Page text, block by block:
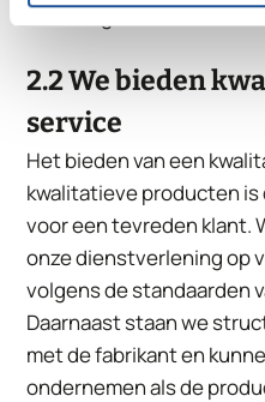
waarborgen en
2.2 We bieden
service
Het bieden van een
kwalitatieve producten
voor een tevreden klant.
onze dienstverlening op
volgens de standaarden
Daarnaast staan we
met de fabrikant en
ondernemen als de